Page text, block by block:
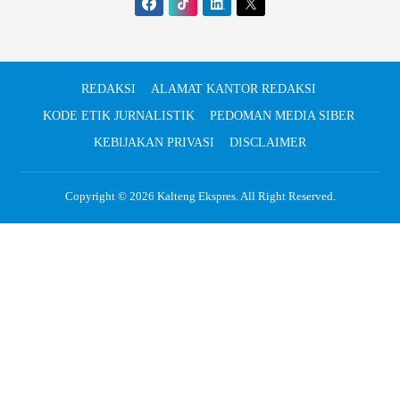
REDAKSI
ALAMAT KANTOR REDAKSI
KODE ETIK JURNALISTIK
PEDOMAN MEDIA SIBER
KEBIJAKAN PRIVASI
DISCLAIMER
Copyright © 2026 Kalteng Ekspres. All Right Reserved.